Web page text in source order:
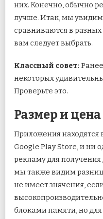
них. Конечно, обычно
лучше. Итак, мы
сравниваются в разных
вам следует выбрать.
Классный совет:
некоторых
Проверьте это.
Размер и цена
Приложения находятся
Google Play Store, и ни
рекламу для
мы также видим
не имеет значения,
блоками памяти, но